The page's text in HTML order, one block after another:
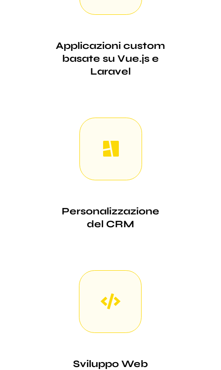
Applicazioni custom
basate su Vue.js e
Laravel
Personalizzazione
del CRM
Sviluppo Web